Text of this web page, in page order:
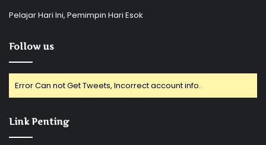
Pelajar Hari Ini, Pemimpin Hari Esok
Follow us
Error Can not Get Tweets, Incorrect account info.
Link Penting